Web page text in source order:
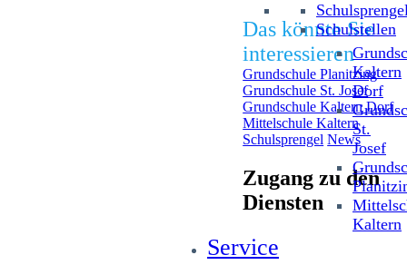
Schulstellen
Kaltern
Dorf
St.
Josef
Kaltern
Service
Das könnte Sie
interessieren
Grundschule Planitzing
Grundschule St. Josef
Grundschule Kaltern Dorf
Mittelschule Kaltern
Schulsprengel News
Zugang zu den
Diensten